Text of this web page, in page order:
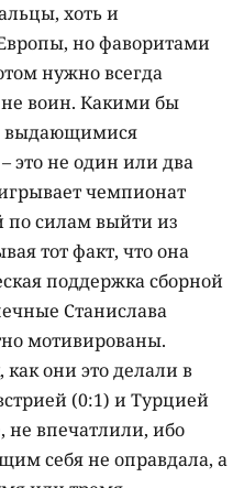
хоть и
но фаворитами
нужно всегда
воин. Какими бы
выдающимися
это не один или два
чемпионат
по силам выйти из
тот факт, что она
поддержка сборной
Станислава
мотивированы.
они это делали в
(0:1) и Турцией
не впечатлили, ибо
себя не оправдала, а